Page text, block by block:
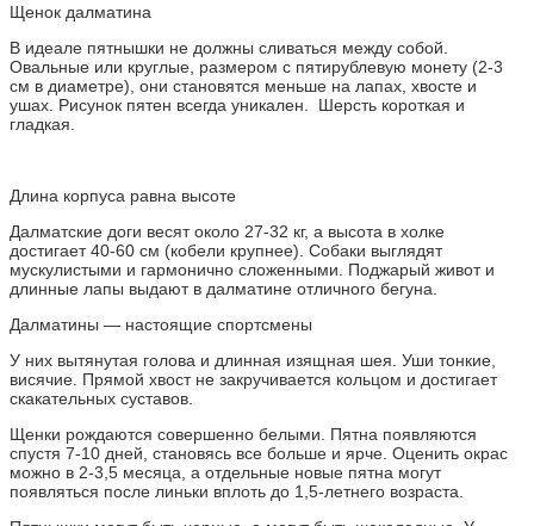
Щенок далматина
В идеале пятнышки не должны сливаться между собой.
Овальные или круглые, размером с пятирублевую монету (2-3
см в диаметре), они становятся меньше на лапах, хвосте и
ушах. Рисунок пятен всегда уникален. Шерсть короткая и
гладкая.
Длина корпуса равна высоте
Далматские доги весят около 27-32 кг, а высота в холке
достигает 40-60 см (кобели крупнее). Собаки выглядят
мускулистыми и гармонично сложенными. Поджарый живот и
длинные лапы выдают в далматине отличного бегуна.
Далматины — настоящие спортсмены
У них вытянутая голова и длинная изящная шея. Уши тонкие,
висячие. Прямой хвост не закручивается кольцом и достигает
скакательных суставов.
Щенки рождаются совершенно белыми. Пятна появляются
спустя 7-10 дней, становясь все больше и ярче. Оценить окрас
можно в 2-3,5 месяца, а отдельные новые пятна могут
появляться после линьки вплоть до 1,5-летнего возраста.